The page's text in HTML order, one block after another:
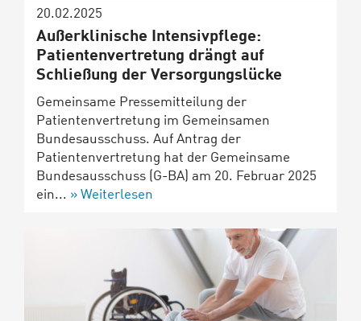
20.02.2025
Außerklinische Intensivpflege:
Patientenvertretung drängt auf
Schließung der Versorgungslücke
Gemeinsame Pressemitteilung der
Patientenvertretung im Gemeinsamen
Bundesausschuss. Auf Antrag der
Patientenvertretung hat der Gemeinsame
Bundesausschuss (G-BA) am 20. Februar 2025
ein...
Weiterlesen